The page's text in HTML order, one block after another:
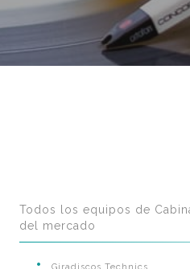
Todos los equipos de
del mercado